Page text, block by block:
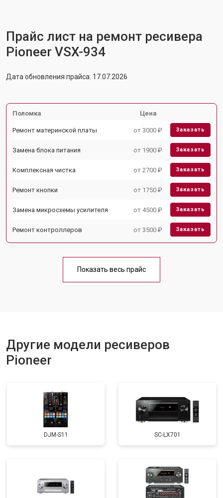
Прайс лист на ремонт ресивера
Pioneer VSX-934
Дата обновления прайса: 17.07.2026
Поломка Цена
Ремонт материнской платы от 3000 ₽ Заказать
Замена блока питания от 1900 ₽ Заказать
Комплексная чистка от 2700 ₽ Заказать
Ремонт кнопки от 1750 ₽ Заказать
Замена микросхемы усилителя от 4500 ₽ Заказать
Ремонт контроллеров от 3500 ₽ Заказать
Показать весь прайс
Другие модели ресиверов
Pioneer
DJM-S11 SC-LX701